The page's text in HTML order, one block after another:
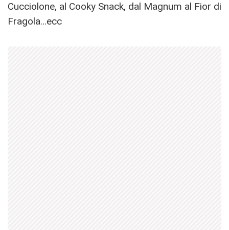
Cucciolone, al Cooky Snack, dal Magnum al Fior di
Fragola…ecc